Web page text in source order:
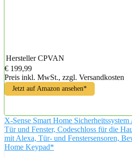
Hersteller CPVAN
€ 199,99
Preis inkl. MwSt., zzgl. Versandkosten
Jetzt auf Amazon ansehen*
X-Sense Smart Home
Tür und Fenster, Codeschloss für die
mit Alexa, Tür- und Fenstersensoren,
Home Keypad*